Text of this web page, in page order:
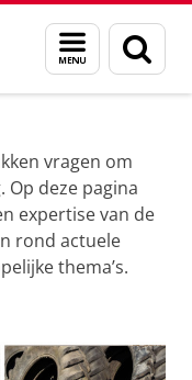
Menu
en
zoeken
vragen om
Op deze pagina
expertise van de
rond actuele
thema’s.